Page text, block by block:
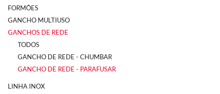
FORMÕES
GANCHO MULTIUSO
GANCHOS DE REDE
TODOS
GANCHO DE REDE - CHUMBAR
GANCHO DE REDE - PARAFUSAR
LINHA INOX